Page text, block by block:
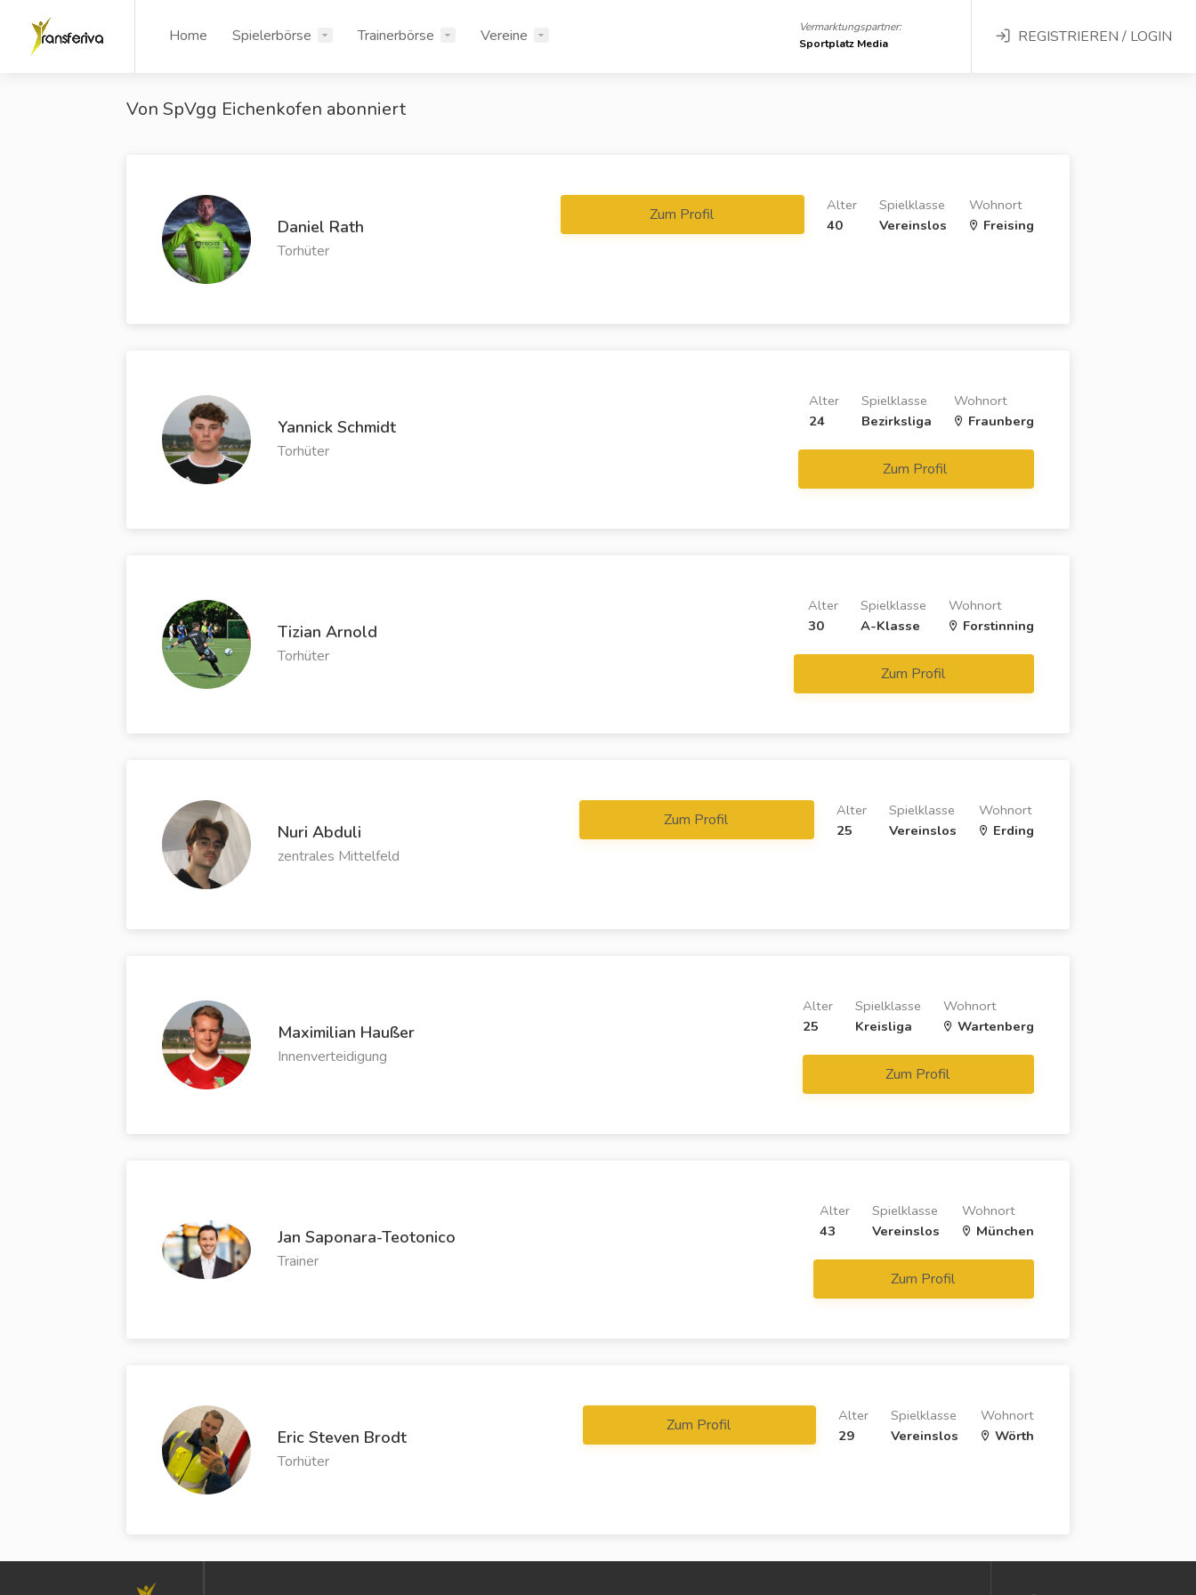
Home Spielerbörse Trainerbörse Vereine
Vermarktungspartner:
Sportplatz Media
REGISTRIEREN / LOGIN
Von SpVgg Eichenkofen abonniert
Daniel Rath
Torhüter
Wohnort
Freising
Spielklasse
Vereinslos
Alter
40
Zum Profil
Yannick Schmidt
Torhüter
Wohnort
Fraunberg
Spielklasse
Bezirksliga
Alter
24
Zum Profil
Tizian Arnold
Torhüter
Wohnort
Forstinning
Spielklasse
A-Klasse
Alter
30
Zum Profil
Nuri Abduli
zentrales Mittelfeld
Wohnort
Erding
Spielklasse
Vereinslos
Alter
25
Zum Profil
Maximilian Haußer
Innenverteidigung
Wohnort
Wartenberg
Spielklasse
Kreisliga
Alter
25
Zum Profil
Jan Saponara-Teotonico
Trainer
Wohnort
München
Spielklasse
Vereinslos
Alter
43
Zum Profil
Eric Steven Brodt
Torhüter
Wohnort
Wörth
Spielklasse
Vereinslos
Alter
29
Zum Profil